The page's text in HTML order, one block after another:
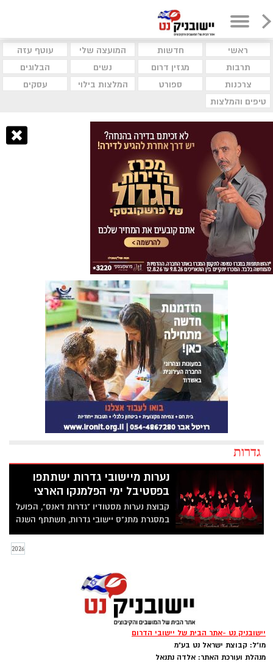
ראשי חדשות המועצה שלי
עוטף עזה
תרבות
מגזין דרום נשים
הבלוגים
צרכנות
ספורט המלצות בילוי
עסקים
טיפים והמלצות
גדרות
נערות מיישובי גדרות ישתתפו
בפסטיבל ימי הפלמנקו הארצי
קבוצת נערות מסטודיו "גדרות דאנס", הפועל
במסגרת מתנ"ס יישובי גדרות, תשתתף השנה
בפסטיבל ימי הפלמנקו ע"ש קרן עדי אגמון,
2026
יישובניק נט -אתר הבית של יישובי הדרום
מו"ל: קבוצת ישראל נט בע"מ
מנהלת ועורכת האתר: אלדה נתנאל